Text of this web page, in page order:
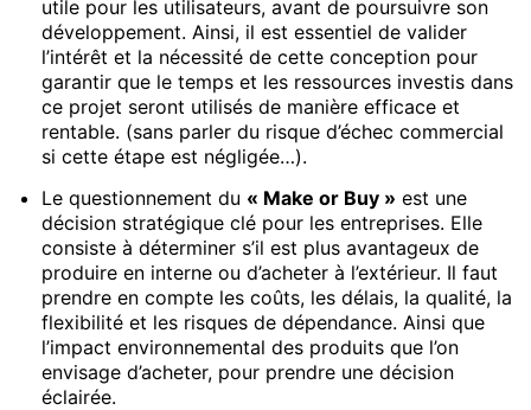
utile pour les utilisateurs, avant de poursuivre son
développement. Ainsi, il est essentiel de valider
l’intérêt et la nécessité de cette conception pour
garantir que le temps et les ressources investis dans
ce projet seront utilisés de manière efficace et
rentable. (sans parler du risque d’échec commercial
si cette étape est négligée…).
Le questionnement du « Make or Buy » est une
décision stratégique clé pour les entreprises. Elle
consiste à déterminer s’il est plus avantageux de
produire en interne ou d’acheter à l’extérieur. Il faut
prendre en compte les coûts, les délais, la qualité, la
flexibilité et les risques de dépendance. Ainsi que
l’impact environnemental des produits que l’on
envisage d’acheter, pour prendre une décision
éclairée.